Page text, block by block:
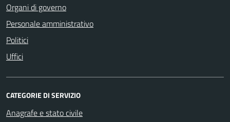
Organi di governo
Personale amministrativo
Politici
Uffici
CATEGORIE DI SERVIZIO
Anagrafe e stato civile